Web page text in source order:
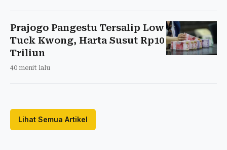
Prajogo Pangestu Tersalip Low
Tuck Kwong, Harta Susut Rp10
Triliun
40 menit lalu
Lihat Semua Artikel